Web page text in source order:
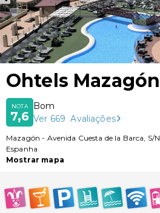
Ohtels Mazagón
NOTA
7,6
Bom
Ver 669 Avaliações
Mazagón - Avenida Cuesta de la Barca, S/N
Espanha
Mostrar mapa